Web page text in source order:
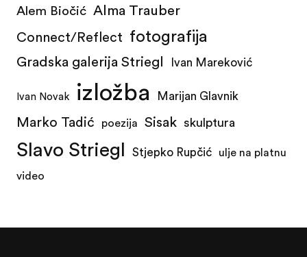
Alem Biočić Alma Trauber
Connect/Reflect fotografija
Gradska galerija Striegl Ivan Mareković
Ivan Novak izložba Marijan Glavnik
Marko Tadić poezija Sisak skulptura
Slavo Striegl Stjepko Rupčić ulje na platnu
video